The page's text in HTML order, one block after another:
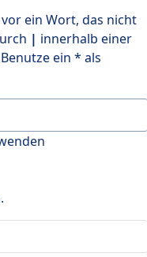
vor ein Wort, das nicht
| innerhalb einer
ein * als